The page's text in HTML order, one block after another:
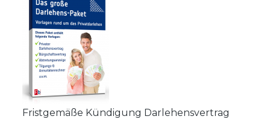
Fristgemäße Kündigung Darlehensvertrag